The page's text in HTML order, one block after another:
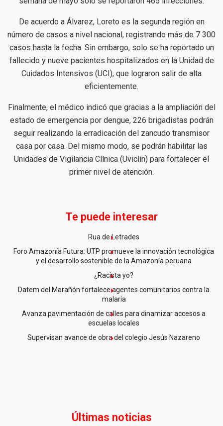
De acuerdo a Álvarez, Loreto es la segunda región en
número de casos a nivel nacional, registrando más de 7 300
casos hasta la fecha. Sin embargo, solo se ha reportado un
fallecido y nueve pacientes hospitalizados en la Unidad de
Cuidados Intensivos (UCI), que lograron salir de alta
eficientemente.
Finalmente, el médico indicó que gracias a la ampliación del
estado de emergencia por dengue, 226 brigadistas podrán
seguir realizando la erradicación del zancudo transmisor
casa por casa. Del mismo modo, se podrán habilitar las
Unidades de Vigilancia Clínica (Uviclin) para fortalecer el
primer nivel de atención.
Te puede interesar
Rua de Letrades
Foro Amazonía Futura: UTP promueve la innovación tecnológica
y el desarrollo sostenible de la Amazonía peruana
¿Racista yo?
Datem del Marañón fortalece agentes comunitarios contra la
malaria
Avanza pavimentación de calles para dinamizar accesos a
escuelas locales
Supervisan avance de obra del colegio Jesús Nazareno
Últimas noticias